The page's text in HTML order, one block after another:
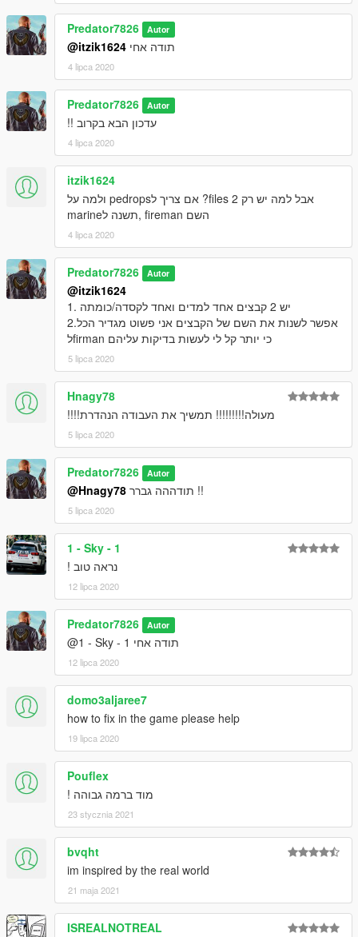
Predator7826 Autor
@itzik1624 תודה אחי
4 lipca 2020
Predator7826 Autor
עדכון הבא בקרוב !!
4 lipca 2020
itzik1624
אבל למה יש רק 2 files? אם צריך לpedrops ולמה על
השם fireman ,תשנה לmarine
4 lipca 2020
Predator7826 Autor
@itzik1624
1. יש 2 קבצים אחד למדים ואחד לקסדה/כומתה
2.אפשר לשנות את השם של הקבצים אני פשוט מגדיר הכל
לfirman כי יותר קל לי לעשות בדיקות עליהם
5 lipca 2020
Hnagy78
מעולה!!!!!!!!! תמשיך את העבודה הנהדרת!!!!
5 lipca 2020
Predator7826 Autor
@Hnagy78 תודההה גברר !!
5 lipca 2020
1 - Sky - 1
נראה טוב !
12 lipca 2020
Predator7826 Autor
@1 - Sky - 1 תודה אחי
12 lipca 2020
domo3aljaree7
how to fix in the game please help
19 lipca 2020
Pouflex
מוד ברמה גבוהה !
23 stycznia 2021
bvqht
im inspired by the real world
21 maja 2021
ISREALNOTREAL